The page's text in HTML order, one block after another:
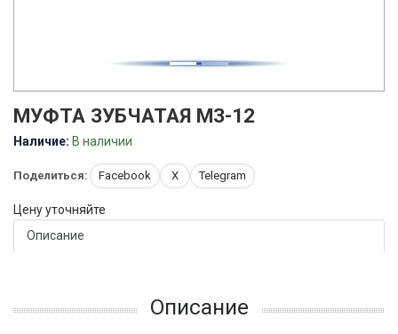
МУФТА ЗУБЧАТАЯ МЗ-12
Наличие: В наличии
Поделиться: Facebook X Telegram
Цену уточняйте
Описание
Описание